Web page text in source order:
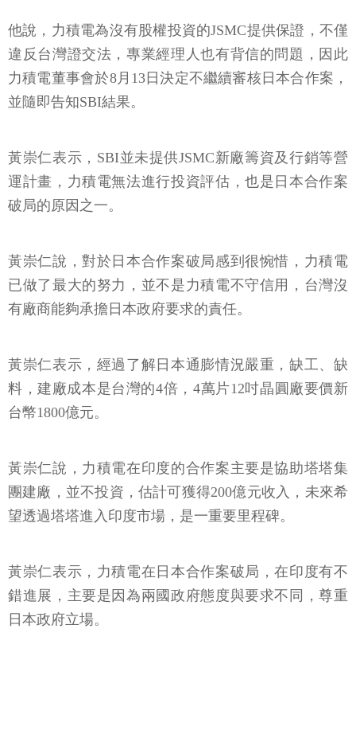
他說，力積電為沒有股權投資的JSMC提供保證，不僅
違反台灣證交法，專業經理人也有背信的問題，因此
力積電董事會於8月13日決定不繼續審核日本合作案，
並隨即告知SBI結果。
黃崇仁表示，SBI並未提供JSMC新廠籌資及行銷等營
運計畫，力積電無法進行投資評估，也是日本合作案
破局的原因之一。
黃崇仁說，對於日本合作案破局感到很惋惜，力積電
已做了最大的努力，並不是力積電不守信用，台灣沒
有廠商能夠承擔日本政府要求的責任。
黃崇仁表示，經過了解日本通膨情況嚴重，缺工、缺
料，建廠成本是台灣的4倍，4萬片12吋晶圓廠要價新
台幣1800億元。
黃崇仁說，力積電在印度的合作案主要是協助塔塔集
團建廠，並不投資，估計可獲得200億元收入，未來希
望透過塔塔進入印度市場，是一重要里程碑。
黃崇仁表示，力積電在日本合作案破局，在印度有不
錯進展，主要是因為兩國政府態度與要求不同，尊重
日本政府立場。